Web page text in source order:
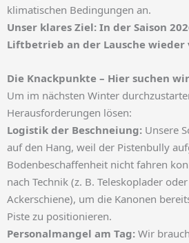
klimatischen Bedingungen an.
Unser klares Ziel: In der Saison
Liftbetrieb an der Lausche
Die Knackpunkte – Hier suchen
Um im nächsten Winter
Herausforderungen lösen:
Logistik der Beschneiung: Unsere
auf den Hang, weil der Pistenbully
Bodenbeschaffenheit nicht fahren
nach Technik (z. B. Teleskoplader
Ackerschiene), um die Kanonen
Piste zu positionieren.
Personalmangel am Tag: Wir